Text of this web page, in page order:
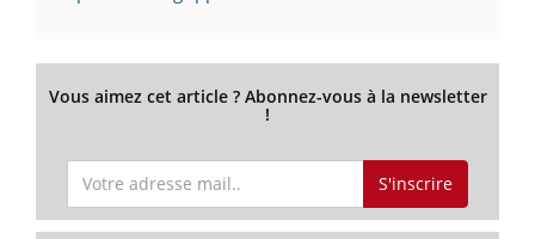
Vous aimez cet article ? Abonnez-vous à la newsletter
!
S'inscrire